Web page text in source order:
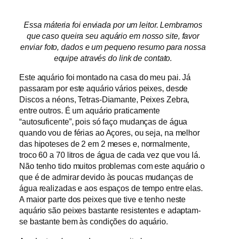
Essa máteria foi enviada por um leitor. Lembramos
que caso queira seu aquário em nosso site, favor
enviar foto, dados e um pequeno resumo para nossa
equipe através do link de contato.
Este aquário foi montado na casa do meu pai. Já
passaram por este aquário vários peixes, desde
Discos a néons, Tetras-Diamante, Peixes Zebra,
entre outros. É um aquário praticamente
“autosuficente”, pois só faço mudanças de água
quando vou de férias ao Açores, ou seja, na melhor
das hipoteses de 2 em 2 meses e, normalmente,
troco 60 a 70 litros de água de cada vez que vou lá.
Não tenho tido muitos problemas com este aquário o
que é de admirar devido às poucas mudanças de
água realizadas e aos espaços de tempo entre elas.
A maior parte dos peixes que tive e tenho neste
aquário são peixes bastante resistentes e adaptam-
se bastante bem às condições do aquário.